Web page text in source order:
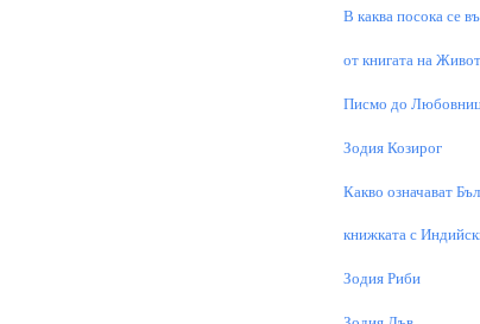
В каква посока се
от книгата на
Писмо до
Зодия Козирог
Какво означават
книжката с
Зодия Риби